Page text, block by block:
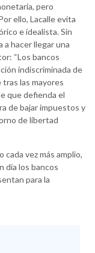
pero
ello, Lacalle evita
e idealista. Sin
a hacer llegar una
“Los bancos
indiscriminada de
las mayores
que defienda el
de bajar impuestos y
de libertad
vez más amplio,
día los bancos
para la